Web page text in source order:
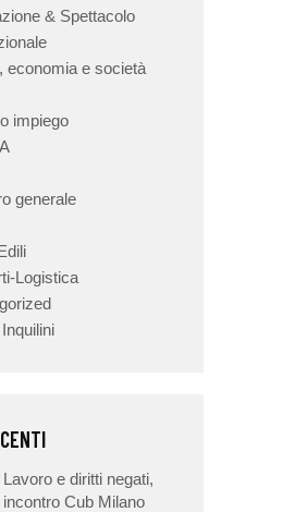
& Spettacolo
economia e società
impiego
generale
Logistica
Lavoro e diritti negati,
incontro Cub Milano